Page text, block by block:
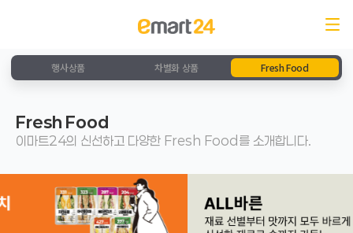
행사상품 차별화 상품 Fresh Food
Fresh Food
이마트24의 신선하고 다양한 Fresh Food를 소개합니다.